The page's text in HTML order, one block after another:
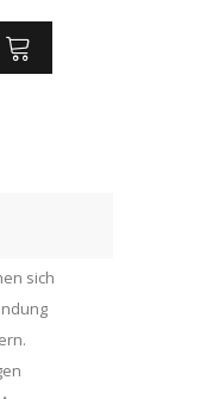
sich